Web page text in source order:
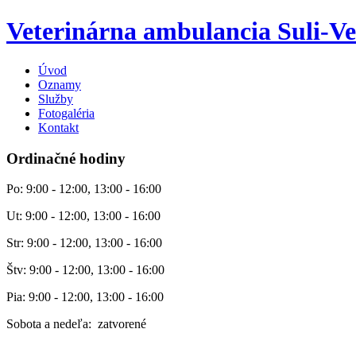
Veterinárna ambulancia Suli-
Úvod
Oznamy
Služby
Fotogaléria
Kontakt
Ordinačné hodiny
Po: 9:00 - 12:00, 13:00 - 16:00
Ut: 9:00 - 12:00, 13:00 - 16:00
Str: 9:00 - 12:00, 13:00 - 16:00
Štv: 9:00 - 12:00, 13:00 - 16:00
Pia: 9:00 - 12:00, 13:00 - 16:00
Sobota a nedeľa: zatvorené